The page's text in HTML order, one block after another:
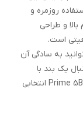
روزمره و
و طراحی
است.
به سادگی آن
یک بند با
کیفیت و زیبا برای اپل واچ خود هستید، بند Prime 5Bead انتخابی